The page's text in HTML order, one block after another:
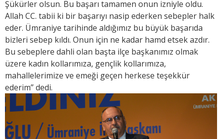
Şükürler olsun. Bu başarı tamamen onun izniyle oldu.
Allah CC. tabii ki bir başarıyı nasip ederken sebepler halk
eder. Ümraniye tarihinde aldığımız bu büyük başarıda
bizleri sebep kıldı. Onun için ne kadar hamd etsek azdır.
Bu sebeplere dahli olan başta ilçe başkanımız olmak
üzere kadın kollarımıza, gençlik kollarımıza,
mahallelerimize ve emeği geçen herkese teşekkür
ederim” dedi.